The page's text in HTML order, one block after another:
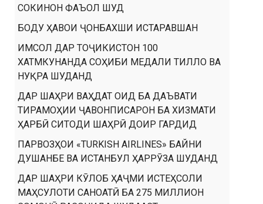
СОКИНОН ФАЪОЛ ШУД
БОДУ ҲАВОИ ҶОНБАХШИ ИСТАРАВШАН
ИМСОЛ ДАР ТОҶИКИСТОН 100
ХАТМКУНАНДА СОҲИБИ МЕДАЛИ ТИЛЛО ВА
НУҚРА ШУДАНД
ДАР ШАҲРИ ВАҲДАТ ОИД БА ДАЪВАТИ
ТИРАМОҲИИ ҶАВОНПИСАРОН БА ХИЗМАТИ
ҲАРБӢ СИТОДИ ШАҲРӢ ДОИР ГАРДИД
ПАРВОЗҲОИ «TURKISH AIRLINES» БАЙНИ
ДУШАНБЕ ВА ИСТАНБУЛ ҲАРРӮЗА ШУДАНД
ДАР ШАҲРИ КӮЛОБ ҲАҶМИ ИСТЕҲСОЛИ
МАҲСУЛОТИ САНОАТӢ БА 275 МИЛЛИОН